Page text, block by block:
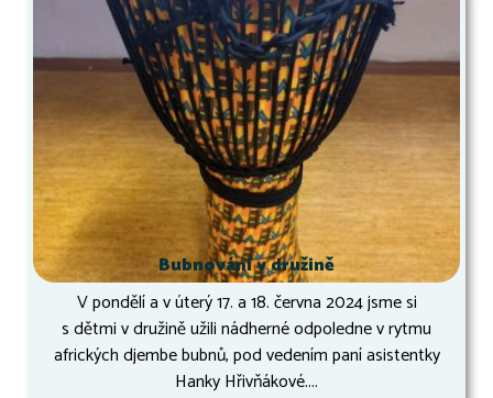
Bubnování v družině
V pondělí a v úterý 17. a 18. června 2024 jsme si
s dětmi v družině užili nádherné odpoledne v rytmu
afrických djembe bubnů, pod vedením paní asistentky
Hanky Hřivňákové....